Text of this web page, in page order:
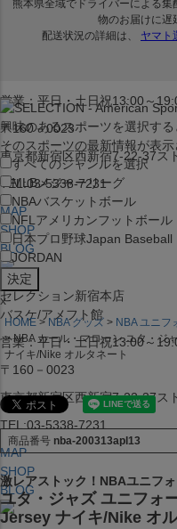
営業：平日・土日祝13:00～
〒160－0023
東京都新宿区西新宿7-22-37ス
TEL:03-5338-7231
MAP
SHOP
BLOG
セレクション新宿本店
バスケ/アメフト館
営業：平日・土日祝13:00～
〒160－0023
東京都新宿区西新宿7-22-37ス
TEL:03-5338-7231
MAP
SHOP
BLOG
興味のあるスポーツを選択する
そのスポーツの最新情報が表示
すべてのジャンルを選択
MLBメジャーリーグ
NBAバスケットボール
NFL アメリカンフットボール
日本プロ野球Japan Baseball
JORDAN
x
HOME NBA グッズ
NBA ユニフ
NBA カール・マローン ユタ・ジ
ナイキ/Nike オルタネート
商品番号 nba-200313apl13
激レアストック！NBAユニフォ
ユタ・ジャズ ユニフォ
Jersey ナイキ/Nike オ